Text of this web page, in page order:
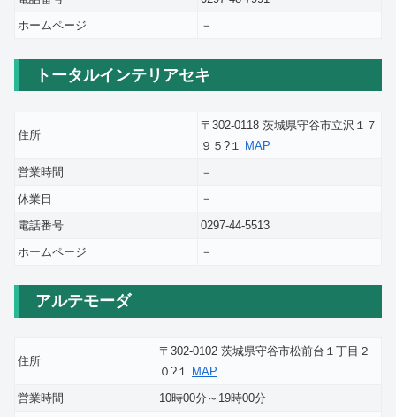
ホームページ
－
トータルインテリアセキ
住所
〒302-0118 茨城県守谷市立沢１７
９５?１
MAP
営業時間
－
休業日
－
電話番号
0297-44-5513
ホームページ
－
アルテモーダ
住所
〒302-0102 茨城県守谷市松前台１丁目２
０?１ MAP
営業時間
10時00分～19時00分